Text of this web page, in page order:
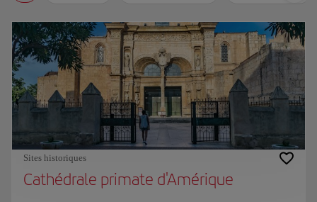
Sites historiques
Cathédrale primate d'Amérique